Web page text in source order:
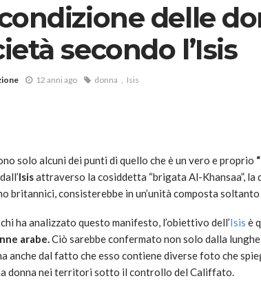
delle
secondo l’Isis
12 anni ago donna Isis
solo alcuni dei punti di quello che è un vero e proprio
Isisattraverso la cosiddetta “brigata Al-Khansaa”, la
britannici, consisterebbe in un’unità composta soltanto
ha analizzato questo manifesto, l’obiettivo dell’Isis è
arabe.Ciò sarebbe confermato non solo dalla
anche dal fatto che esso contiene diverse foto che
donna nei territori sotto il controllo del Califfato.
Robot tagliaerba: quale
scegliere per il tuo prato
god 1 anno ago 784